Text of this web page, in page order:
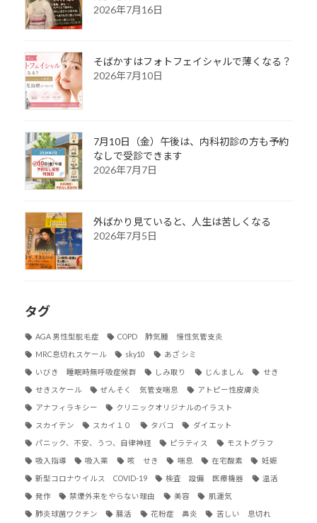
2026年7月16日
そばかすはフォトフェイシャルで薄くなる？
2026年7月10日
7月10日（金）午後は、内科初診の方も予約
なしで受診できます
2026年7月7日
外ばかり見ていると、人生は苦しくなる
2026年7月5日
タグ
AGA 男性型脱毛症 COPD 肺気腫 慢性気管支炎
MRC息切れスケール sky10 あざ シミ
いびき 睡眠時無呼吸症候群 しみ取り じんましん せき
せきスケール ぜんそく 気管支喘息 アトピー性皮膚炎
アナフィラキシー クリニックオリジナルのイラスト
スカイテン スカイ１０ タバコ ダイエット
パニック、不安、うつ、自律神経 ピラティス モストグラフ
吸入指導 吸入薬 咳 せき 喘息 在宅酸素 妊娠
新型コロナウイルス COVID-19 検査 設備 医療機器 温活
発作 禁煙外来をやらない理由 美容 肌運気
肺炎球菌ワクチン 腸活 花粉症 鼻炎 苦しい 息切れ